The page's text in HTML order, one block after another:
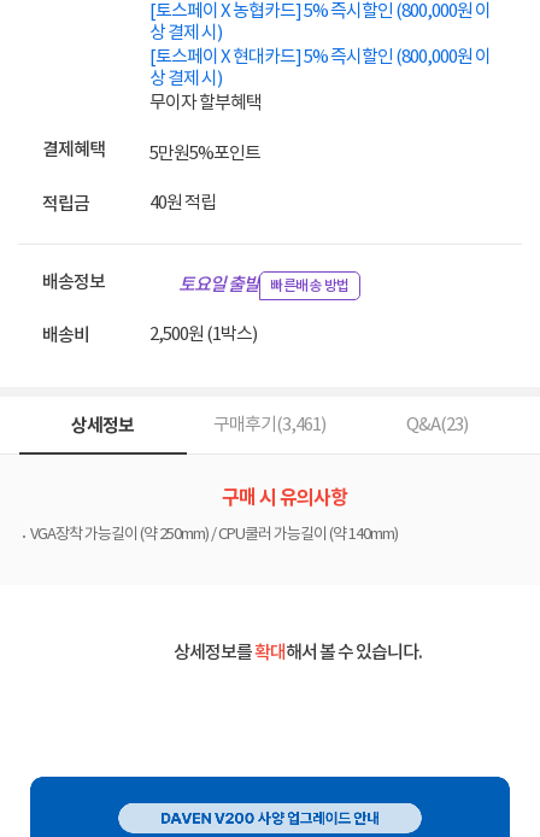
[토스페이 X 농협카드] 5% 즉시할인 (800,000원 이
상 결제 시)
[토스페이 X 현대카드] 5% 즉시할인 (800,000원 이
상 결제 시)
무이자 할부혜택
결제혜택 5만원5%포인트
적립금 40원 적립
배송정보 토요일 출발 빠른배송 방법
배송비 2,500원 (1박스)
상세정보 구매후기(3,461) Q&A(23)
구매 시 유의사항
VGA장착 가능길이 (약 250mm) / CPU쿨러 가능길이 (약 140mm)
상세정보를확대해서 볼 수 있습니다.